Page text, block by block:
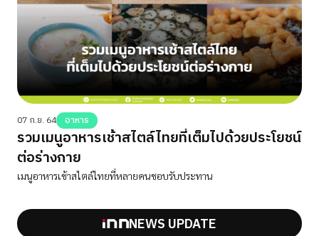
07 ก.ย. 64 อาหาร
รวมเมนูอาหารเช้าสไตล์ไทยที่เต็มไปด้วยประโยชน์
ต่อร่างกาย
เมนูอาหารเช้าสไตล์ไทยที่หลายคนชอบรับประทาน
NEWS UPDATE